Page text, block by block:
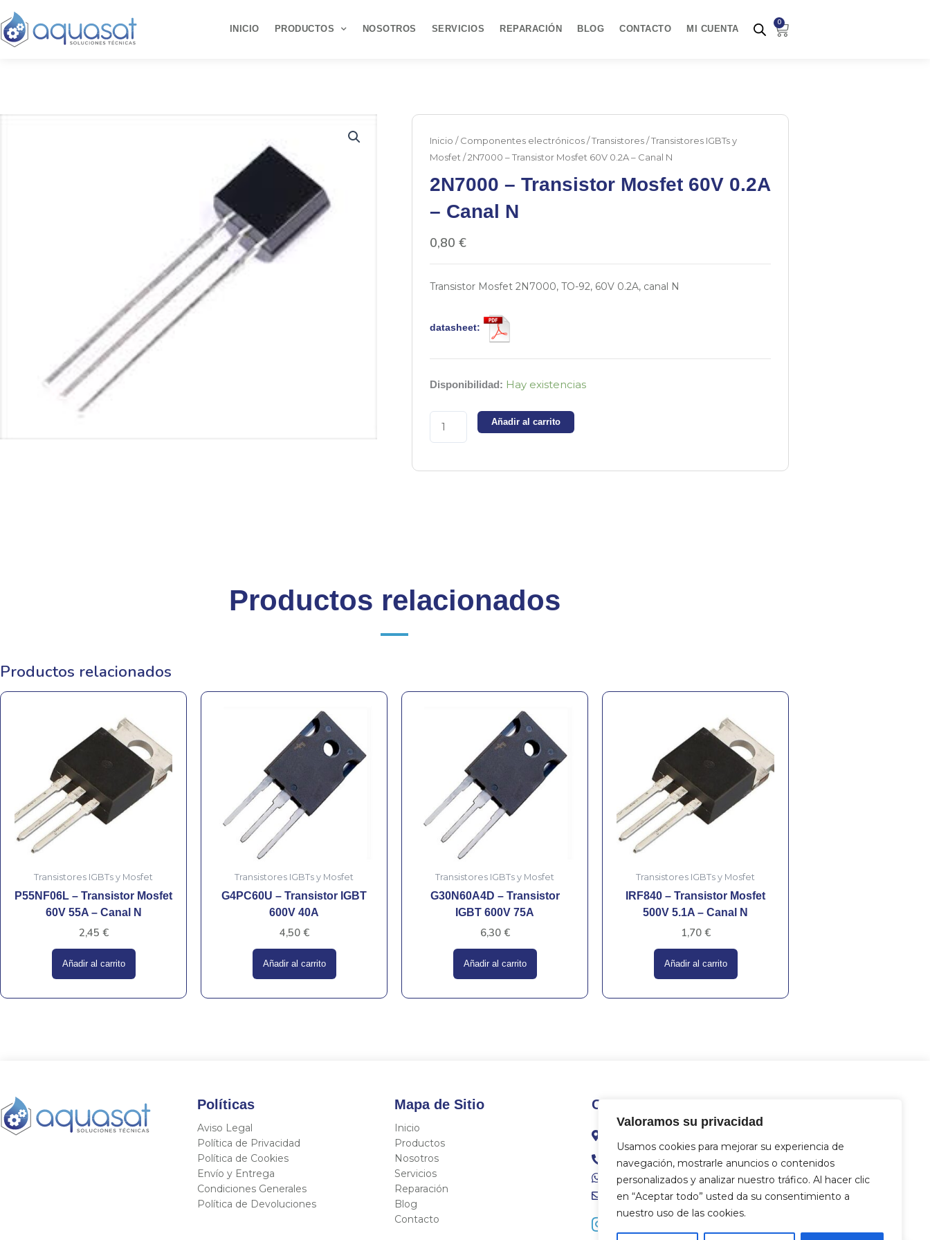
Valoramos su privacidad
Usamos cookies para mejorar su experiencia de
navegación, mostrarle anuncios o contenidos
personalizados y analizar nuestro tráfico. Al hacer clic
en “Aceptar todo” usted da su consentimiento a
nuestro uso de las cookies.
al
contenido
INICIO PRODUCTOS NOSOTROS SERVICIOS REPARACIÓN BLOG CONTACTO MI CUENTA
0
Carrito
Inicio /Componentes electrónicos/Transistores/Transistores IGBTs y
Mosfet / 2N7000 – Transistor Mosfet 60V 0.2A – Canal N
2N7000 – Transistor Mosfet 60V 0.2A
– Canal N
0,80 €
Transistor Mosfet 2N7000, TO-92, 60V 0.2A, canal N
datasheet:
Disponibilidad: Hay existencias
2N7000
Transistor
Mosfet
60V
Añadir al carrito
Productos relacionados
Productos relacionados
Transistores IGBTs y Mosfet
P55NF06L – Transistor Mosfet
60V 55A – Canal N
2,45 €
Añadir al carrito
Transistores IGBTs y Mosfet
G4PC60U – Transistor IGBT
600V 40A
4,50 €
Añadir al carrito
Transistores IGBTs y Mosfet
G30N60A4D – Transistor
IGBT 600V 75A
6,30 €
Añadir al carrito
Transistores IGBTs y Mosfet
IRF840 – Transistor Mosfet
500V 5.1A – Canal N
1,70 €
Añadir al carrito
Políticas
Aviso Legal
Política de Privacidad
Política de Cookies
Envío y Entrega
Condiciones Generales
Política de Devoluciones
Mapa de Sitio
Inicio
Productos
Nosotros
Servicios
Reparación
Blog
Contacto
Contacto
C/ Miguel Hernández 12, 46717 - La
Font d’En Carròs (Valencia)
962 833 821
684 712 329
info@aquasat.es